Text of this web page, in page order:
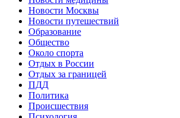
Новости Москвы
Новости путешествий
Образование
Общество
Около спорта
Отдых в России
Отдых за границей
ПДД
Политика
Происшествия